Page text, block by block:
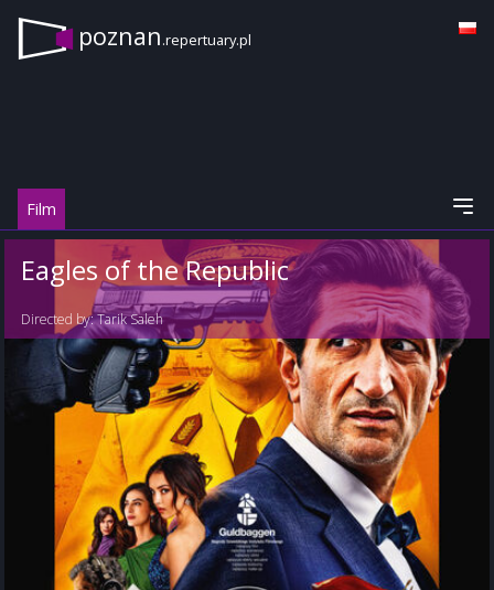
poznan.repertuary.pl
Film
Eagles of the Republic
Directed by:Tarik Saleh